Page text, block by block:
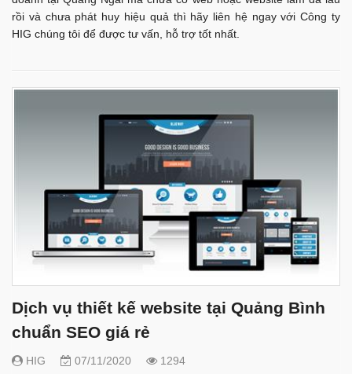
rồi và chưa phát huy hiệu quả thì hãy liên hệ ngay với Công ty
HIG chúng tôi để được tư vấn, hỗ trợ tốt nhất.
Dịch vụ thiết kế website tại Quảng Bình
chuẩn SEO giá rẻ
HIG 07/11/2020 1294